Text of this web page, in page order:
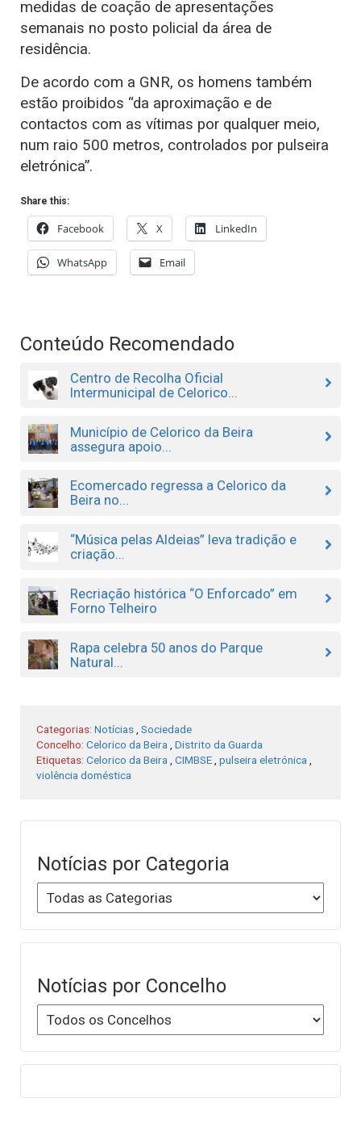
medidas de coação de apresentações
semanais no posto policial da área de
residência.
De acordo com a GNR, os homens também
estão proibidos “da aproximação e de
contactos com as vítimas por qualquer meio,
num raio 500 metros, controlados por pulseira
eletrónica”.
Share this:
Facebook X LinkedIn
WhatsApp Email
Conteúdo Recomendado
Centro de Recolha Oficial
Intermunicipal de Celorico...
Município de Celorico da Beira
assegura apoio...
Ecomercado regressa a Celorico da
Beira no...
“Música pelas Aldeias” leva tradição e
criação...
Recriação histórica “O Enforcado” em
Forno Telheiro
Rapa celebra 50 anos do Parque
Natural...
Categorias: Notícias, Sociedade
Concelho: Celorico da Beira, Distrito da Guarda
Etiquetas: Celorico da Beira, CIMBSE, pulseira eletrónica,
violência doméstica
Notícias por Categoria
Notícias por Concelho